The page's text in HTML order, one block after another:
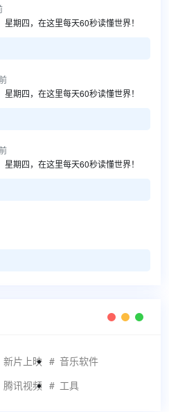
星期四，在这里每天60秒读懂世界！
星期四，在这里每天60秒读懂世界！
星期四，在这里每天60秒读懂世界！
新片上映
音乐软件
腾讯视频 工具